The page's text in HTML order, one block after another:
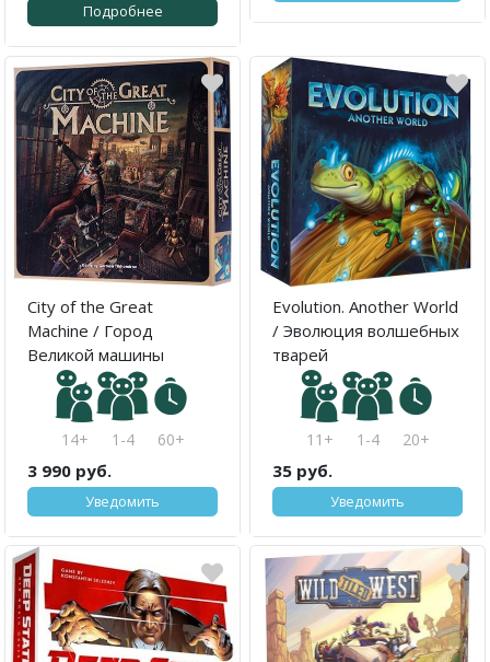
Подробнее
City of the Great
Machine / Город
Великой машины
14+ 1-4 60+
3 990 руб.
Уведомить
Evolution. Another World
/ Эволюция волшебных
тварей
11+ 1-4 20+
35 руб.
Уведомить